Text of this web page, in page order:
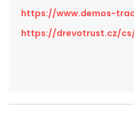
https://www.demos-
https://drevotrust.cz/